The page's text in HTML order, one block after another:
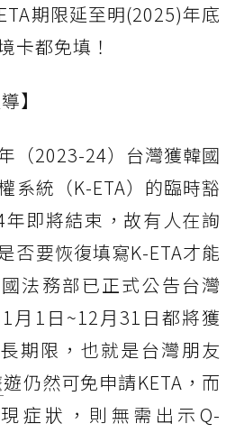
期限延至明(2025)年底
卡都免填！
】
（2023-24）台灣獲韓國
系統（K-ETA）的臨時豁
即將結束，故有人在詢
否要恢復填寫K-ETA才能
法務部已正式公告台灣
月1日~12月31日都將獲
期限，也就是台灣朋友
遊仍然可免申請KETA，而
症狀，則無需出示Q-